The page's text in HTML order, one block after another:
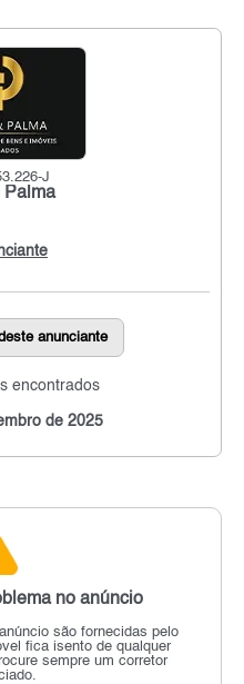
J
Palma
anunciante
encontrados
de 2025
no anúncio
são fornecidas pelo
fica isento de qualquer
sempre um corretor